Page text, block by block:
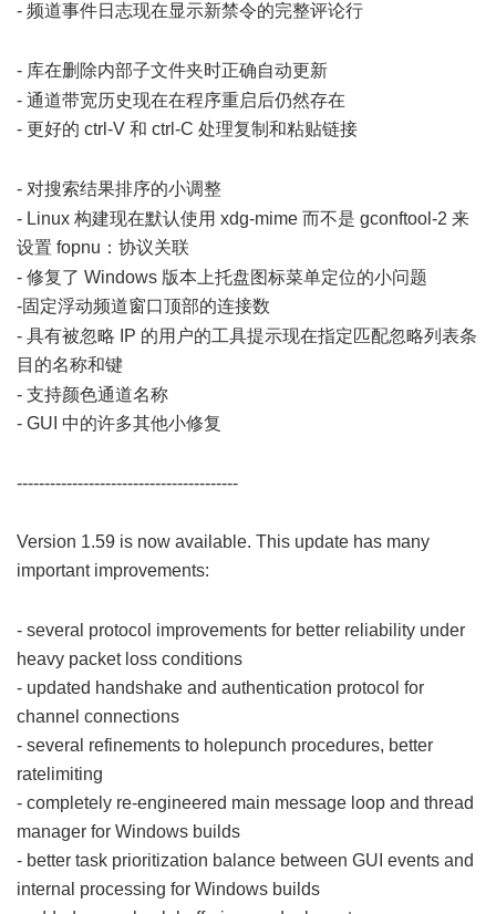
- 频道事件日志现在显示新禁令的完整评论行
- 库在删除内部子文件夹时正确自动更新
- 通道带宽历史现在在程序重启后仍然存在
- 更好的 ctrl-V 和 ctrl-C 处理复制和粘贴链接
- 对搜索结果排序的小调整
- Linux 构建现在默认使用 xdg-mime 而不是 gconftool-2 来
设置 fopnu：协议关联
- 修复了 Windows 版本上托盘图标菜单定位的小问题
-固定浮动频道窗口顶部的连接数
- 具有被忽略 IP 的用户的工具提示现在指定匹配忽略列表条
目的名称和键
- 支持颜色通道名称
- GUI 中的许多其他小修复
----------------------------------------
Version 1.59 is now available. This update has many
important improvements:
- several protocol improvements for better reliability under
heavy packet loss conditions
- updated handshake and authentication protocol for
channel connections
- several refinements to holepunch procedures, better
ratelimiting
- completely re-engineered main message loop and thread
manager for Windows builds
- better task prioritization balance between GUI events and
internal processing for Windows builds